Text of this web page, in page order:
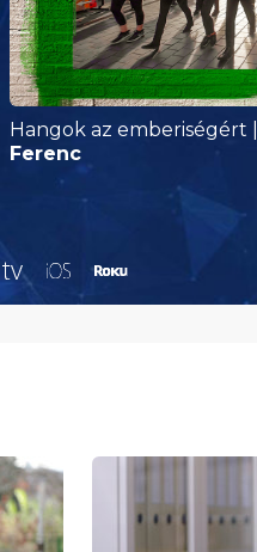
Hangok az emberiségért
Ferenc